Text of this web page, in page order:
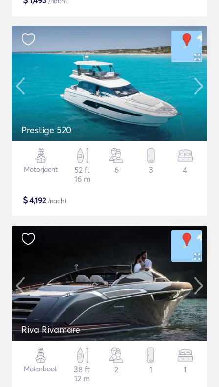
Prestige 520
Motorjacht
52 ft
16 m
6 3 4
$4,192/nacht
Riva Rivamare
Motorboot
38 ft
12 m
2 1 1